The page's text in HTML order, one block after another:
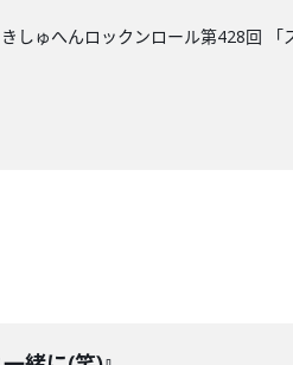
しゅへんロックンロール第428回 「